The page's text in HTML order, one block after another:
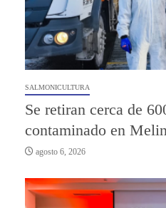
SALMONICULTURA
Se retiran cerca de
contaminado en
agosto 6, 2026